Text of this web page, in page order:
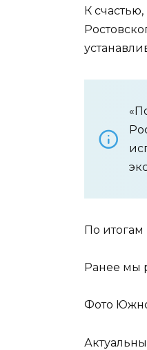
К
По
Ранее мы
Фото